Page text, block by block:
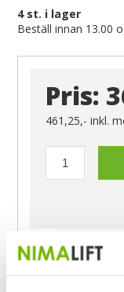
4st. i lager
Beställ innan 13.00
Pris:
461,25,-inkl.